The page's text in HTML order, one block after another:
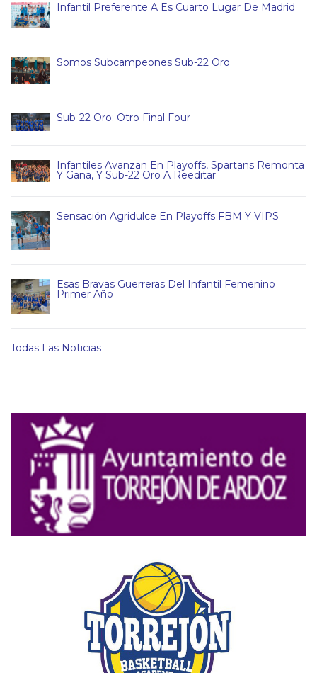
Infantil Preferente A Es Cuarto Lugar De Madrid
Somos Subcampeones Sub-22 Oro
Sub-22 Oro: Otro Final Four
Infantiles Avanzan En Playoffs, Spartans Remonta
Y Gana, Y Sub-22 Oro A Reeditar
Sensación Agridulce En Playoffs FBM Y VIPS
Esas Bravas Guerreras Del Infantil Femenino
Primer Año
Todas Las Noticias